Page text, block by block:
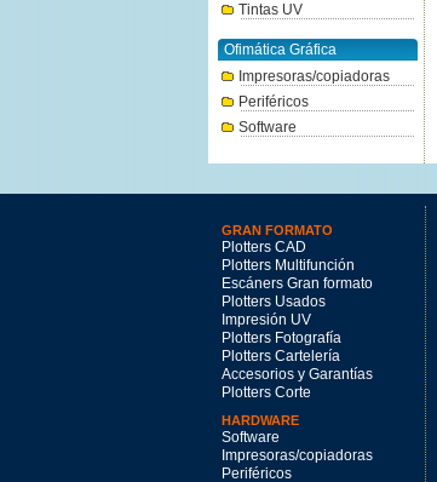
Tintas UV
Ofimática Gráfica
Impresoras/copiadoras
Periféricos
Software
GRAN FORMATO
Plotters CAD
Plotters Multifunción
Escáners Gran formato
Plotters Usados
Impresión UV
Plotters Fotografía
Plotters Cartelería
Accesorios y Garantías
Plotters Corte
HARDWARE
Software
Impresoras/copiadoras
Periféricos